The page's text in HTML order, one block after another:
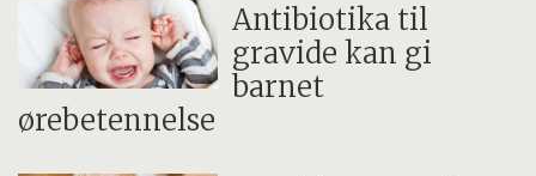
Antibiotika til
gravide kan gi
barnet
ørebetennelse